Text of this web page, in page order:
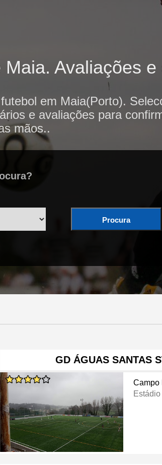
Avaliações
em Maia(Porto).
e avaliações para
mãos..
Procura
GD ÁGUAS SANTAS
Campo
Estádio